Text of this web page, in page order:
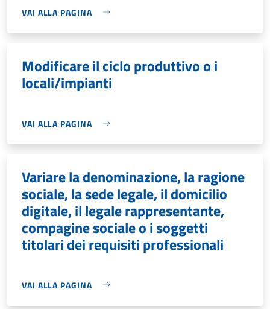
VAI ALLA PAGINA
Modificare il ciclo produttivo o i
locali/impianti
VAI ALLA PAGINA
Variare la denominazione, la ragione
sociale, la sede legale, il domicilio
digitale, il legale rappresentante,
compagine sociale o i soggetti
titolari dei requisiti professionali
VAI ALLA PAGINA